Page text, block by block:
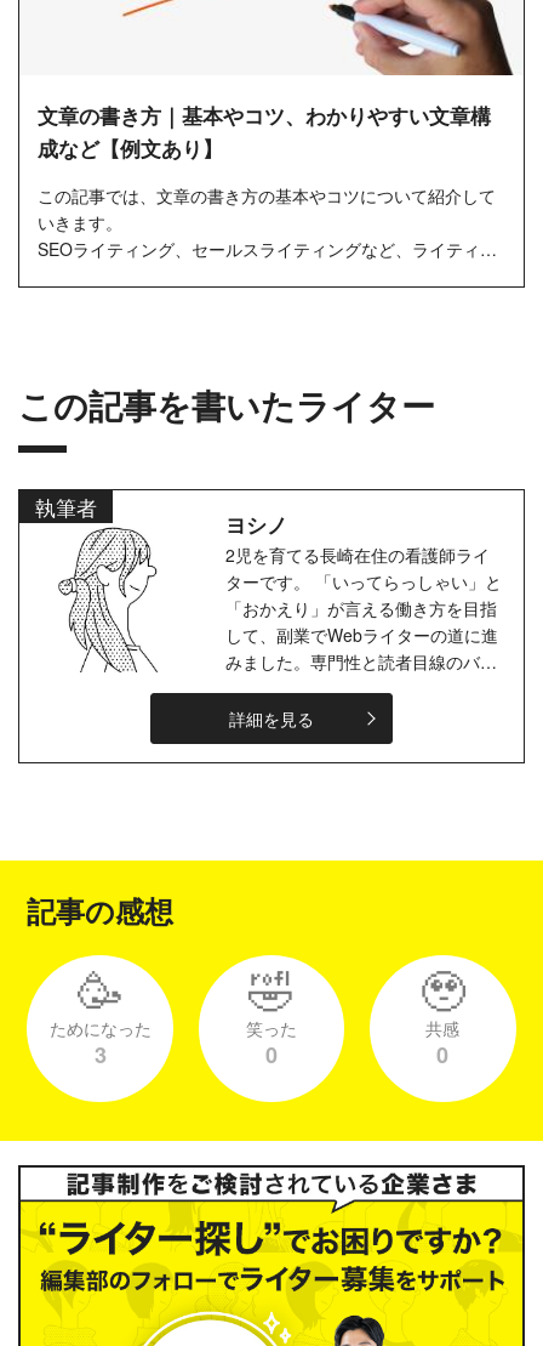
文章の書き方｜基本やコツ、わかりやすい文章構
成など【例文あり】
この記事では、文章の書き方の基本やコツについて紹介して
いきます。
SEOライティング、セールスライティングなど、ライティン
この記事を書いたライター
執筆者
ヨシノ
2児を育てる長崎在住の看護師ライ
ターです。 「いってらっしゃい」と
「おかえり」が言える働き方を目指
して、副業でWebライターの道に進
みました。専門性と読者目線のバラ
ンスを意識した、伝わる文章を心が
けています。 趣味は家族旅行と絵本
の...
詳細を見る
記事の感想
🥳
ためになった
3
🤣
笑った
0
🥹
共感
0